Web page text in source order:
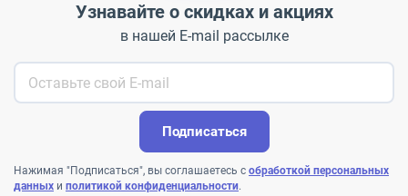
Узнавайте о скидках и акциях
в нашей E-mail рассылке
Подписаться
Нажимая "Подписаться", вы соглашаетесь с обработкой персональных
данных и политикой конфиденциальности.